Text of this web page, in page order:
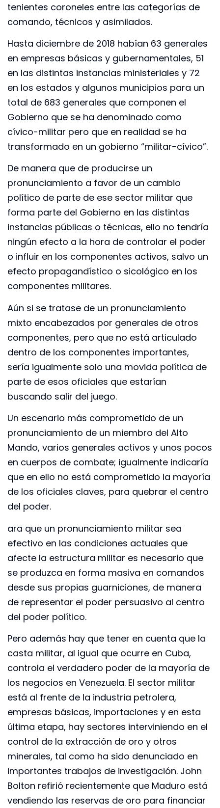
tenientes coroneles entre las categorías de
comando, técnicos y asimilados.
Hasta diciembre de 2018 habían 63 generales
en empresas básicas y gubernamentales, 51
en las distintas instancias ministeriales y 72
en los estados y algunos municipios para un
total de 683 generales que componen el
Gobierno que se ha denominado como
cívico-militar pero que en realidad se ha
transformado en un gobierno “militar-cívico”.
De manera que de producirse un
pronunciamiento a favor de un cambio
político de parte de ese sector militar que
forma parte del Gobierno en las distintas
instancias públicas o técnicas, ello no tendría
ningún efecto a la hora de controlar el poder
o influir en los componentes activos, salvo un
efecto propagandístico o sicológico en los
componentes militares.
Aún si se tratase de un pronunciamiento
mixto encabezados por generales de otros
componentes, pero que no está articulado
dentro de los componentes importantes,
sería igualmente solo una movida política de
parte de esos oficiales que estarían
buscando salir del juego.
Un escenario más comprometido de un
pronunciamiento de un miembro del Alto
Mando, varios generales activos y unos pocos
en cuerpos de combate; igualmente indicaría
que en ello no está comprometido la mayoría
de los oficiales claves, para quebrar el centro
del poder.
ara que un pronunciamiento militar sea
efectivo en las condiciones actuales que
afecte la estructura militar es necesario que
se produzca en forma masiva en comandos
desde sus propias guarniciones, de manera
de representar el poder persuasivo al centro
del poder político.
Pero además hay que tener en cuenta que la
casta militar, al igual que ocurre en Cuba,
controla el verdadero poder de la mayoría de
los negocios en Venezuela. El sector militar
está al frente de la industria petrolera,
empresas básicas, importaciones y en esta
última etapa, hay sectores interviniendo en el
control de la extracción de oro y otros
minerales, tal como ha sido denunciado en
importantes trabajos de investigación. John
Bolton refirió recientemente que Maduro está
vendiendo las reservas de oro para financiar